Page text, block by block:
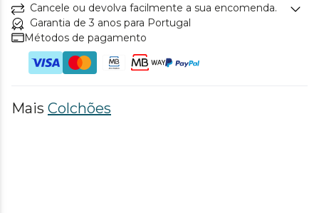
Cancele ou devolva facilmente a sua encomenda.
Garantia de 3 anos para Portugal
Métodos de pagamento
Mais Colchões